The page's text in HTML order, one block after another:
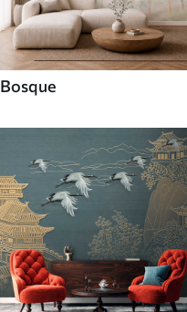
Bosque